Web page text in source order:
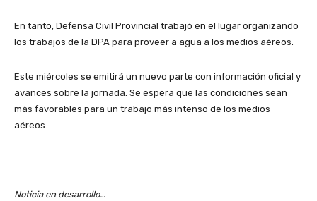
En tanto, Defensa Civil Provincial trabajó en el lugar organizando
los trabajos de la DPA para proveer a agua a los medios aéreos.
Este miércoles se emitirá un nuevo parte con información oficial y
avances sobre la jornada. Se espera que las condiciones sean
más favorables para un trabajo más intenso de los medios
aéreos.
Noticia en desarrollo…